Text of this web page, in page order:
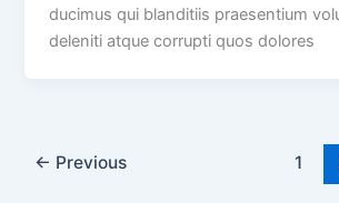
ducimus qui blanditiis praesentium
deleniti atque corrupti quos dolores
← Previous 1